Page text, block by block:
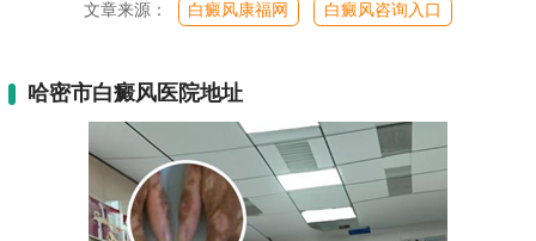
文章来源： 白癜风康福网 白癜风咨询入口
哈密市白癜风医院地址